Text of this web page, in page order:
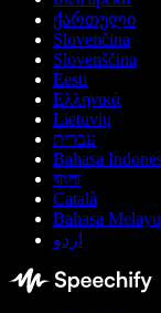
ქართული
Slovenčina
Slovenščina
Eesti
Ελληνικά
Lietuvių
עברית
Bahasa
বাংলা
Català
Bahasa Melayu
اردو